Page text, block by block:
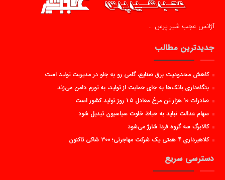
آژانس عجب شیر پرس …
جدیدترین مطالب
کاهش محدودیت برق صنایع، گامی رو به جلو در مدیریت تولید است
بنگاه‌داری بانک‌ها به جای حمایت از تولید، به تورم دامن می‌زند
صادرات ۱۰ هزار تن مرغ معادل ۱.۵ روز تولید کشور است
سهام عدالت نباید به حیاط خلوت سیاسیون تبدیل شود
کالابرگ سه گروه فردا شارژ می‌شود
کلاهبرداری ۴ همتی یک شرکت مهاجرتی؛ ۳۰۰ شاکی تاکنون
دسترسی سریع